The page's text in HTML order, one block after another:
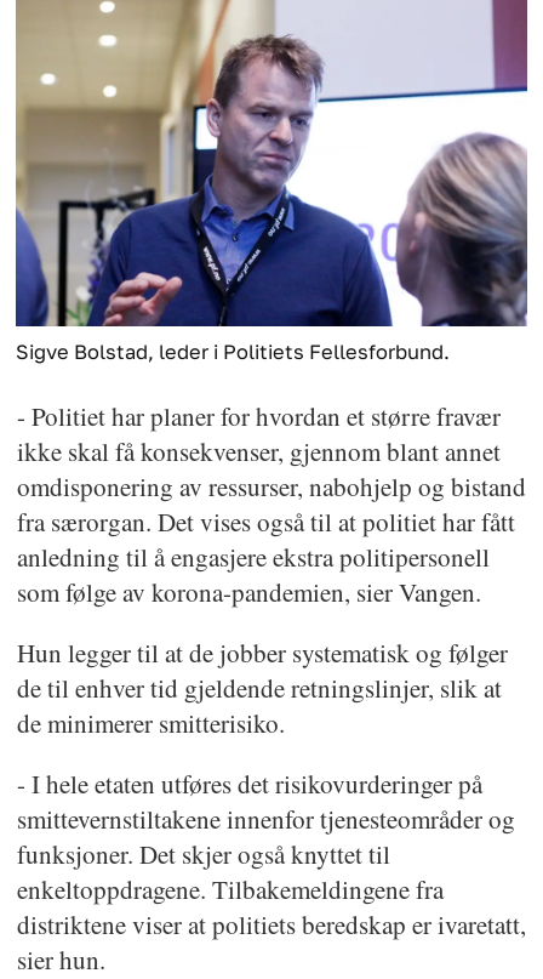
Sigve Bolstad, leder i Politiets Fellesforbund.
- Politiet har planer for hvordan et større fravær
ikke skal få konsekvenser, gjennom blant annet
omdisponering av ressurser, nabohjelp og bistand
fra særorgan. Det vises også til at politiet har fått
anledning til å engasjere ekstra politipersonell
som følge av korona-pandemien, sier Vangen.
Hun legger til at de jobber systematisk og følger
de til enhver tid gjeldende retningslinjer, slik at
de minimerer smitterisiko.
- I hele etaten utføres det risikovurderinger på
smittevernstiltakene innenfor tjenesteområder og
funksjoner. Det skjer også knyttet til
enkeltoppdragene. Tilbakemeldingene fra
distriktene viser at politiets beredskap er ivaretatt,
sier hun.